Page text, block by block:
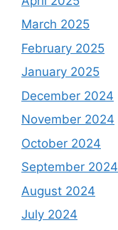
March 2025
February 2025
January 2025
December 2024
November 2024
October 2024
September 2024
August 2024
July 2024